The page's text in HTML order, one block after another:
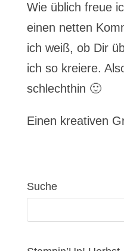
Wie üblich freue
einen netten
ich weiß, ob Dir
ich so kreiere.
schlechthin 🙂
Einen kreativen
Suche